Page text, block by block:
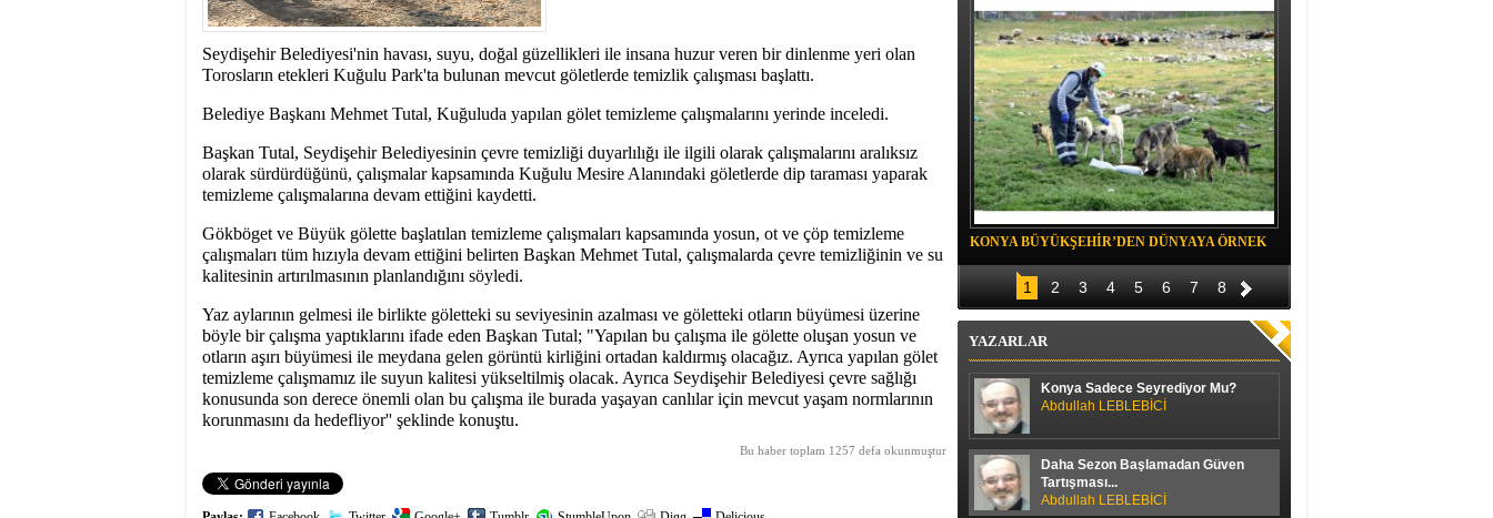
10:14- SEYDİŞEHİR BELEDİYESİ BABA-ÇOCUK KAMPI SONA ERDİ
Seydişehir Belediyesi'nin havası, suyu, doğal güzellikleri ile insana huzur veren bir dinlenme yeri olan
Torosların etekleri Kuğulu Park'ta bulunan mevcut göletlerde temizlik çalışması başlattı.
Belediye Başkanı Mehmet Tutal, Kuğuluda yapılan gölet temizleme çalışmalarını yerinde inceledi.
Başkan Tutal, Seydişehir Belediyesinin çevre temizliği duyarlılığı ile ilgili olarak çalışmalarını aralıksız
olarak sürdürdüğünü, çalışmalar kapsamında Kuğulu Mesire Alanındaki göletlerde dip taraması yaparak
temizleme çalışmalarına devam ettiğini kaydetti.
Gökböget ve Büyük gölette başlatılan temizleme çalışmaları kapsamında yosun, ot ve çöp temizleme
çalışmaları tüm hızıyla devam ettiğini belirten Başkan Mehmet Tutal, çalışmalarda çevre temizliğinin ve su
kalitesinin artırılmasının planlandığını söyledi.
Yaz aylarının gelmesi ile birlikte göletteki su seviyesinin azalması ve göletteki otların büyümesi üzerine
böyle bir çalışma yaptıklarını ifade eden Başkan Tutal; "Yapılan bu çalışma ile gölette oluşan yosun ve
otların aşırı büyümesi ile meydana gelen görüntü kirliğini ortadan kaldırmış olacağız. Ayrıca yapılan gölet
temizleme çalışmamız ile suyun kalitesi yükseltilmiş olacak. Ayrıca Seydişehir Belediyesi çevre sağlığı
konusunda son derece önemli olan bu çalışma ile burada yaşayan canlılar için mevcut yaşam normlarının
korunmasını da hedefliyor'' şeklinde konuştu.
Bu haber toplam 1257 defa okunmuştur
KONYA BÜYÜKŞEHİR’DEN DÜNYAYA ÖRNEK
PROJE
1 2 3 4 5 6 7 8
YAZARLAR
Konya Sadece Seyrediyor Mu?
Abdullah LEBLEBİCİ
Daha Sezon Başlamadan Güven
Tartışması...
Abdullah LEBLEBİCİ